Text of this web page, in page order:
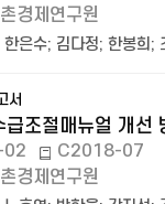
경제연구원
한은수; 김다정; 한봉희 ;
서
급조절매뉴얼 개선
02
C2018-07
경제연구원